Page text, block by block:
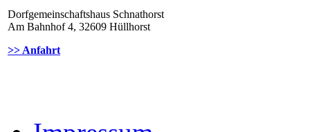
Dorfgemeinschaftshaus Schnathorst
Am Bahnhof 4, 32609 Hüllhorst
>> Anfahrt